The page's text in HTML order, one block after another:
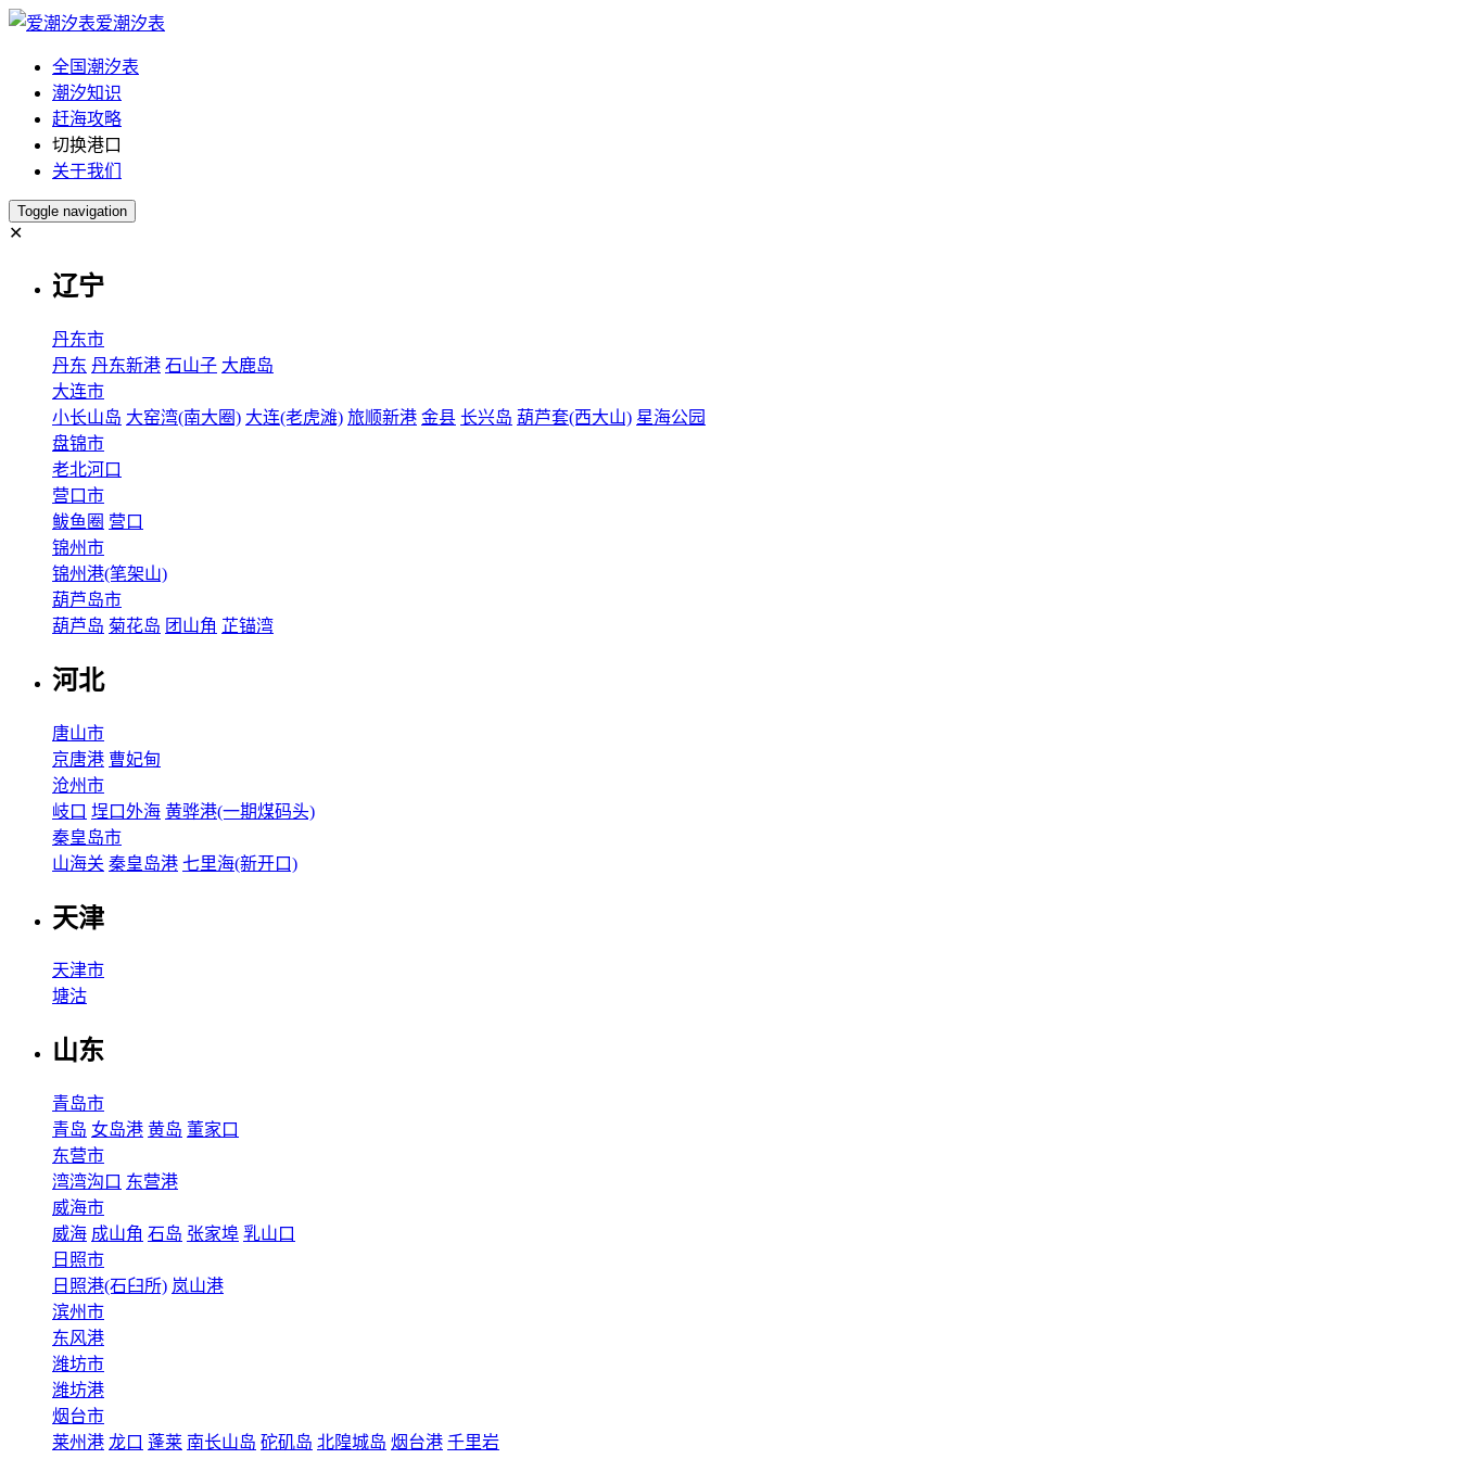
爱潮汐表
全国潮汐表
潮汐知识
赶海攻略
切换港口
关于我们
Toggle navigation
✕
辽宁
丹东市
丹东 丹东新港 石山子 大鹿岛
大连市
小长山岛 大窑湾(南大圈) 大连(老虎滩) 旅顺新港 金县 长兴岛 葫芦套(西大山) 星海公园
盘锦市
老北河口
营口市
鲅鱼圈 营口
锦州市
锦州港(笔架山)
葫芦岛市
葫芦岛 菊花岛 团山角 芷锚湾
河北
唐山市
京唐港 曹妃甸
沧州市
岐口 埕口外海 黄骅港(一期煤码头)
秦皇岛市
山海关 秦皇岛港 七里海(新开口)
天津
天津市
塘沽
山东
青岛市
青岛 女岛港 黄岛 董家口
东营市
湾湾沟口 东营港
威海市
威海 成山角 石岛 张家埠 乳山口
日照市
日照港(石臼所) 岚山港
滨州市
东风港
潍坊市
潍坊港
烟台市
莱州港 龙口 蓬莱 南长山岛 砣矶岛 北隍城岛 烟台港 千里岩